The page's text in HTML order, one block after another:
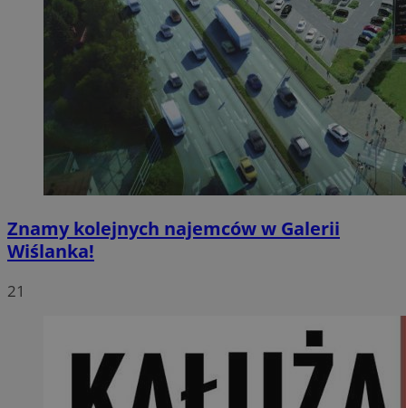
Znamy kolejnych najemców w Galerii
Wiślanka!
21